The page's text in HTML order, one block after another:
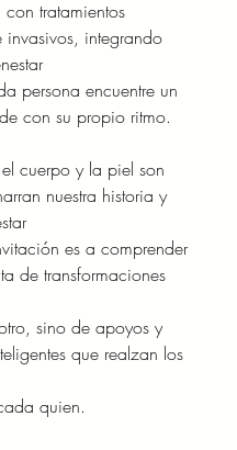
tratamientos
invasivos, integrando
persona encuentre un
con su propio ritmo.
cuerpo y la piel son
nuestra historia y
es a comprender
de transformaciones
sino de apoyos y
que realzan los
quien.